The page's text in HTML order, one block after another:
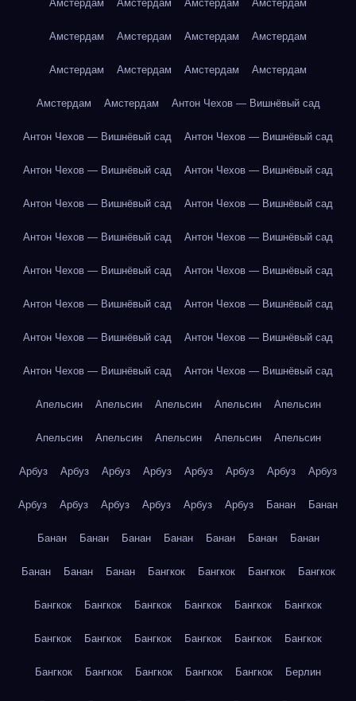
Амстердам Амстердам Амстердам Амстердам
Амстердам Амстердам Амстердам Амстердам
Амстердам Амстердам Амстердам Амстердам
Амстердам Амстердам Антон Чехов — Вишнёвый сад
Антон Чехов — Вишнёвый сад Антон Чехов — Вишнёвый сад
Антон Чехов — Вишнёвый сад Антон Чехов — Вишнёвый сад
Антон Чехов — Вишнёвый сад Антон Чехов — Вишнёвый сад
Антон Чехов — Вишнёвый сад Антон Чехов — Вишнёвый сад
Антон Чехов — Вишнёвый сад Антон Чехов — Вишнёвый сад
Антон Чехов — Вишнёвый сад Антон Чехов — Вишнёвый сад
Антон Чехов — Вишнёвый сад Антон Чехов — Вишнёвый сад
Антон Чехов — Вишнёвый сад Антон Чехов — Вишнёвый сад
Апельсин Апельсин Апельсин Апельсин Апельсин
Апельсин Апельсин Апельсин Апельсин Апельсин
Арбуз Арбуз Арбуз Арбуз Арбуз Арбуз Арбуз Арбуз
Арбуз Арбуз Арбуз Арбуз Арбуз Арбуз Банан Банан
Банан Банан Банан Банан Банан Банан Банан
Банан Банан Банан Бангкок Бангкок Бангкок Бангкок
Бангкок Бангкок Бангкок Бангкок Бангкок Бангкок
Бангкок Бангкок Бангкок Бангкок Бангкок Бангкок
Бангкок Бангкок Бангкок Бангкок Бангкок Берлин